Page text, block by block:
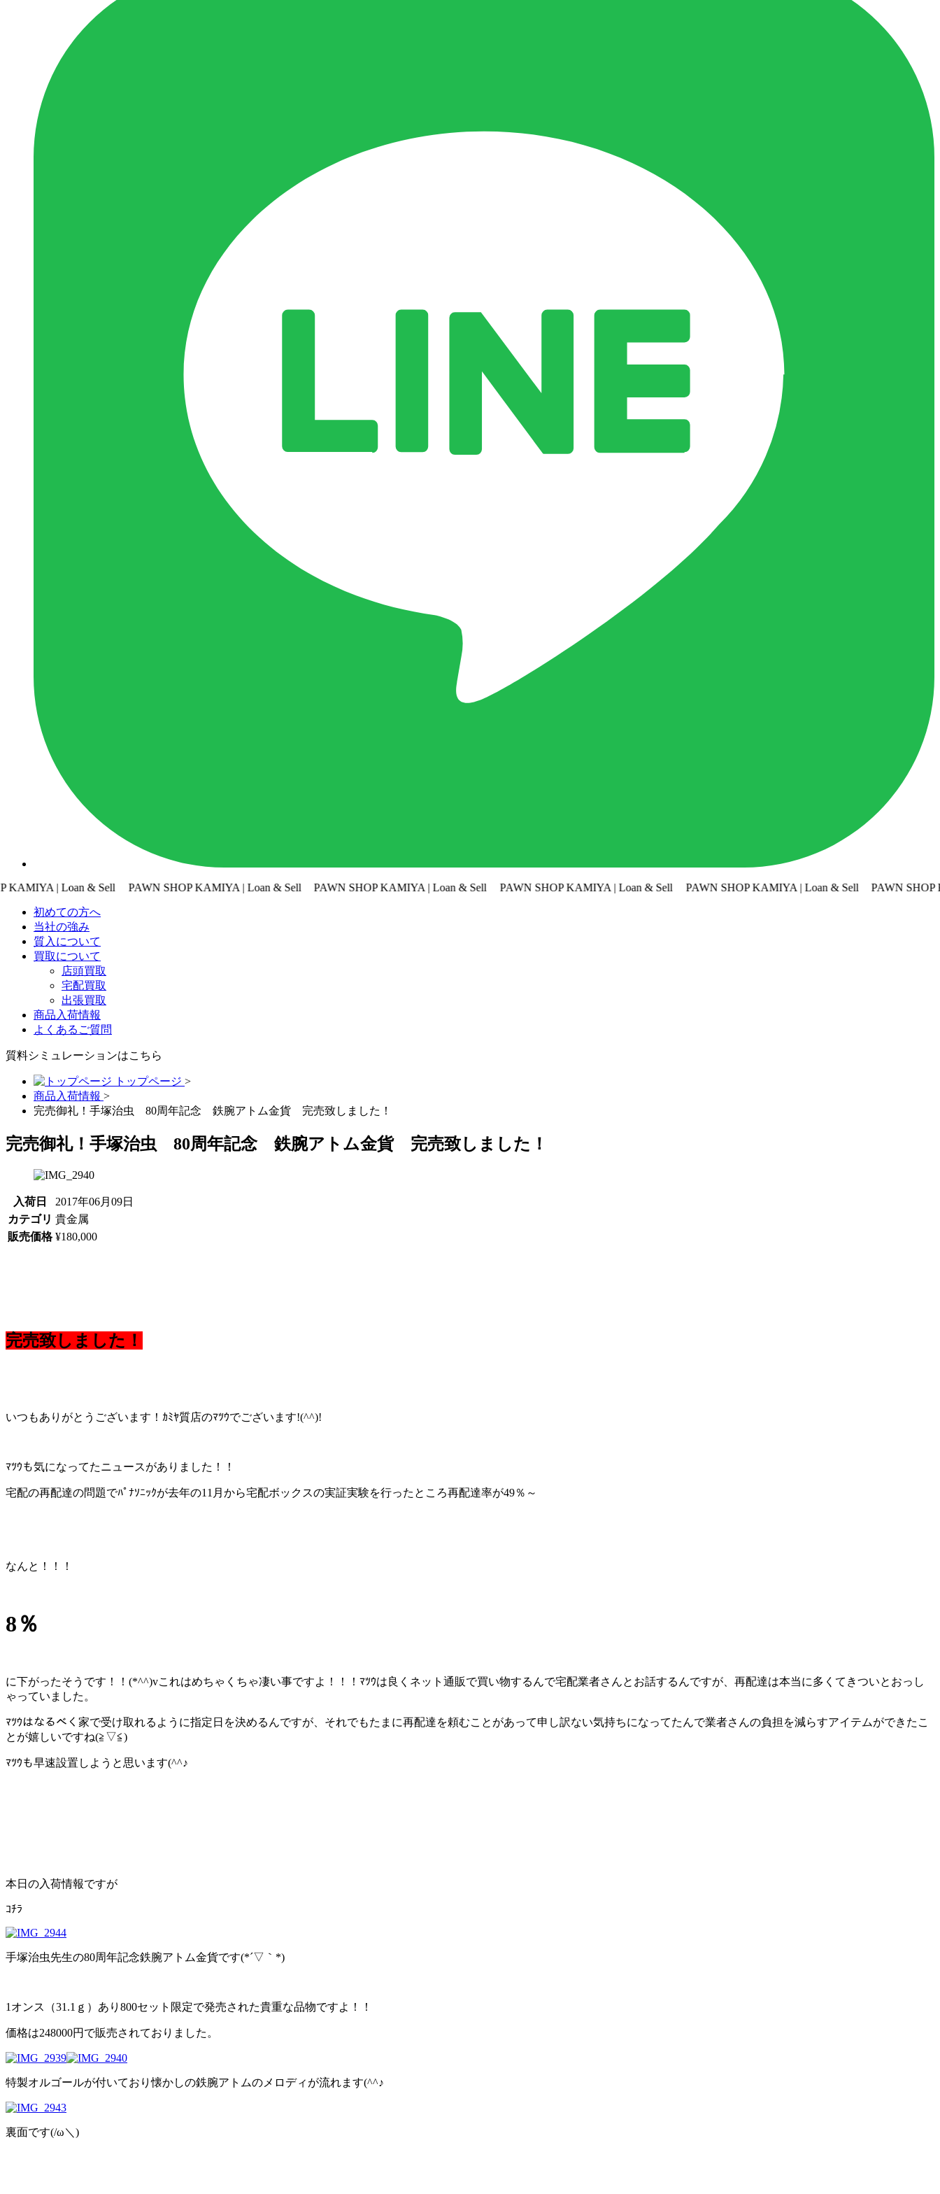
& Sell PAWN SHOP KAMIYA | Loan & Sell PAWN SHOP KAMIYA | Loan & Sell PAWN SHOP KAMIYA | Loan & Sell PAWN SHOP KAMIYA | Loan & Sell PAWN SHOP KAMIYA |
初めての方へ
当社の強み
質入について
買取について
店頭買取
宅配買取
出張買取
商品入荷情報
よくあるご質問
質料シミュレーションはこちら
トップページ >
商品入荷情報 >
完売御礼！手塚治虫 80周年記念 鉄腕アトム金貨 完売致しました！
完売御礼！手塚治虫 80周年記念 鉄腕アトム金貨 完売致しました！
入荷日
2017年06月09日
カテゴリ 貴金属
販売価格 ¥180,000
完売致しました！
いつもありがとうございます！ｶﾐﾔ質店のﾏﾂｳでございます!(^^)!
ﾏﾂｳも気になってたニュースがありました！！
宅配の再配達の問題でﾊﾟﾅｿﾆｯｸが去年の11月から宅配ボックスの実証実験を行ったところ再配達率が49％～
なんと！！！
8％
に下がったそうです！！(*^^)vこれはめちゃくちゃ凄い事ですよ！！！ﾏﾂｳは良くネット通販で買い物するんで宅配業者さんとお話するんですが、再配達は本当に多くてきついとおっし
ゃっていました。
ﾏﾂｳはなるべく家で受け取れるように指定日を決めるんですが、それでもたまに再配達を頼むことがあって申し訳ない気持ちになってたんで業者さんの負担を減らすアイテムができたこ
とが嬉しいですね(≧▽≦)
ﾏﾂｳも早速設置しようと思います(^^♪
本日の入荷情報ですが
ｺﾁﾗ
手塚治虫先生の80周年記念鉄腕アトム金貨です(*´▽｀*)
1オンス（31.1ｇ）あり800セット限定で発売された貴重な品物ですよ！！
価格は248000円で販売されておりました。
特製オルゴールが付いており懐かしの鉄腕アトムのメロディが流れます(^^♪
裏面です(/ω＼)